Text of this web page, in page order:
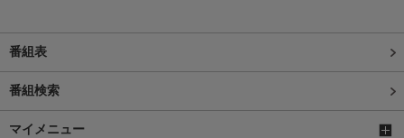
番組表
番組検索
マイメニュー